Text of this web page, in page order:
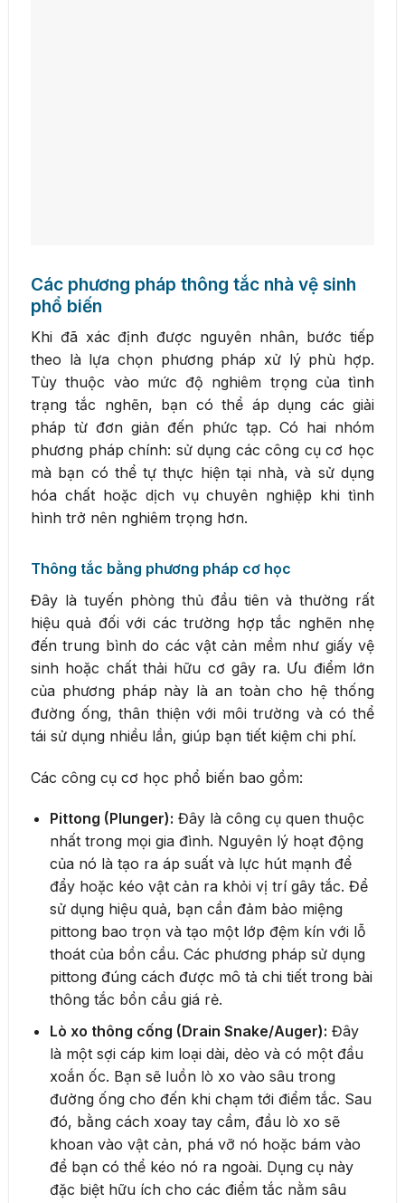
Các phương pháp thông tắc nhà vệ sinh
phổ biến
Khi đã xác định được nguyên nhân, bước tiếp
theo là lựa chọn phương pháp xử lý phù hợp.
Tùy thuộc vào mức độ nghiêm trọng của tình
trạng tắc nghẽn, bạn có thể áp dụng các giải
pháp từ đơn giản đến phức tạp. Có hai nhóm
phương pháp chính: sử dụng các công cụ cơ học
mà bạn có thể tự thực hiện tại nhà, và sử dụng
hóa chất hoặc dịch vụ chuyên nghiệp khi tình
hình trở nên nghiêm trọng hơn.
Thông tắc bằng phương pháp cơ học
Đây là tuyến phòng thủ đầu tiên và thường rất
hiệu quả đối với các trường hợp tắc nghẽn nhẹ
đến trung bình do các vật cản mềm như giấy vệ
sinh hoặc chất thải hữu cơ gây ra. Ưu điểm lớn
của phương pháp này là an toàn cho hệ thống
đường ống, thân thiện với môi trường và có thể
tái sử dụng nhiều lần, giúp bạn tiết kiệm chi phí.
Các công cụ cơ học phổ biến bao gồm:
Pittong (Plunger): Đây là công cụ quen thuộc
nhất trong mọi gia đình. Nguyên lý hoạt động
của nó là tạo ra áp suất và lực hút mạnh để
đẩy hoặc kéo vật cản ra khỏi vị trí gây tắc. Để
sử dụng hiệu quả, bạn cần đảm bảo miệng
pittong bao trọn và tạo một lớp đệm kín với lỗ
thoát của bồn cầu. Các phương pháp sử dụng
pittong đúng cách được mô tả chi tiết trong bài
thông tắc bồn cầu giá rẻ.
Lò xo thông cống (Drain Snake/Auger): Đây
là một sợi cáp kim loại dài, dẻo và có một đầu
xoắn ốc. Bạn sẽ luồn lò xo vào sâu trong
đường ống cho đến khi chạm tới điểm tắc. Sau
đó, bằng cách xoay tay cầm, đầu lò xo sẽ
khoan vào vật cản, phá vỡ nó hoặc bám vào
để bạn có thể kéo nó ra ngoài. Dụng cụ này
đặc biệt hữu ích cho các điểm tắc nằm sâu